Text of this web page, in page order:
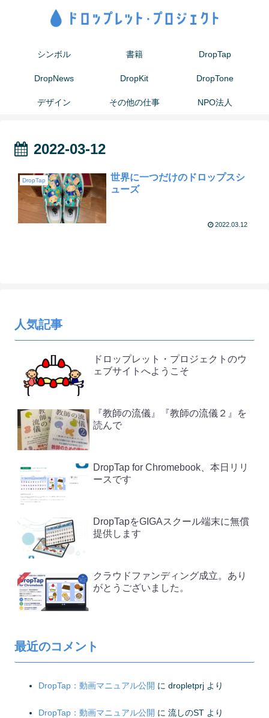
シンボル 書籍 DropTap
DropNews DropKit DropTone
デザイン その他の仕事 NPO法人
2022-03-12
DropTap
世界に一つだけのドロップスシ
ューズ
2022.03.12
人気記事
ドロップレット・プロジェクトのウ
ェブサイトへようこそ
『教師の流儀』『教師の流儀２』を
読んで
DropTap for Chromebook、本日リリ
ースです
DropTapをGIGAスクール端末に無償
提供します
クラウドファンディング成立。あり
がとうございました。
最近のコメント
DropTap：動画マニュアル公開 に dropletprj より
DropTap：動画マニュアル公開 に 流しのST より